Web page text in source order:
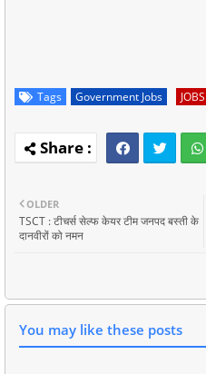
Tags Government Jobs JOBS
OLDER
TSCT : टीचर्स सेल्फ केयर टीम जनपद बस्ती के
दानवीरों को नमन
You may like these posts